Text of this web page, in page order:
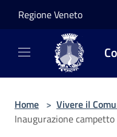
Regione Veneto
Home > Vivere il
Inaugurazione